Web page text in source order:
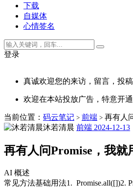
下载
自媒体
心情签名
登录
真诚欢迎您的来访，留言，投
欢迎在本站投放广告，特意开
当前位置： 码云笔记 > 前端 > 再有人
沐若清晨 前端 2024-12-13
再有人问Promise，我就
AI 概述
常见方法基础用法1. Promise.all([])2.